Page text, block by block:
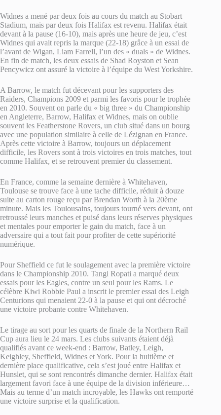
Widnes a mené par deux fois au cours du match au Stobart
Stadium, mais par deux fois Halifax est revenu. Halifax était
devant à la pause (16-10), mais après une heure de jeu, c’est
Widnes qui avait repris la marque (22-18) grâce à un essai de
l’avant de Wigan, Liam Farrell, l’un des « duals » de Widnes.
En fin de match, les deux essais de Shad Royston et Sean
Pencywicz ont assuré la victoire à l’équipe du West Yorkshire.
A Barrow, le match fut décevant pour les supporters des
Raiders, Champions 2009 et parmi les favoris pour le trophée
en 2010. Souvent on parle du « big three » du Championship
en Angleterre, Barrow, Halifax et Widnes, mais on oublie
souvent les Featherstone Rovers, un club situé dans un bourg
avec une population similaire à celle de Lézignan en France.
Après cette victoire à Barrow, toujours un déplacement
difficile, les Rovers sont à trois victoires en trois matches, tout
comme Halifax, et se retrouvent premier du classement.
En France, comme la semaine dernière à Whitehaven,
Toulouse se trouve face à une tache difficile, réduit à douze
suite au carton rouge reçu par Brendan Worth à la 20ème
minute. Mais les Toulousains, toujours tourné vers devant, ont
retroussé leurs manches et puisé dans leurs réserves physiques
et mentales pour emporter le gain du match, face à un
adversaire qui a tout fait pour profiter de cette supériorité
numérique.
Pour Sheffield ce fut le soulagement avec la première victoire
dans le Championship 2010. Tangi Ropati a marqué deux
essais pour les Eagles, contre un seul pour les Rams. Le
célèbre Kiwi Robbie Paul a inscrit le premier essai des Leigh
Centurions qui menaient 22-0 à la pause et qui ont décroché
une victoire probante contre Whitehaven.
Le tirage au sort pour les quarts de finale de la Northern Rail
Cup aura lieu le 24 mars. Les clubs suivants étaient déjà
qualifiés avant ce week-end : Barrow, Batley, Leigh,
Keighley, Sheffield, Widnes et York. Pour la huitième et
dernière place qualificative, cela s’est joué entre Halifax et
Hunslet, qui se sont rencontrés dimanche dernier. Halifax était
largement favori face à une équipe de la division inférieure…
Mais au terme d’un match incroyable, les Hawks ont remporté
une victoire surprise et la qualification.